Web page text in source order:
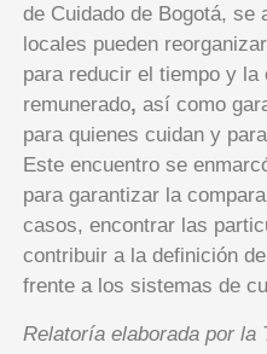
de Cuidado de Bogotá, se
locales pueden
para reducir el tiempo y la
remunerado,así como
para quienes cuidan y
Este encuentro se
para garantizar la
casos, encontrar las
contribuir a la definición
frente a los sistemas de
Relatoría elaborada por